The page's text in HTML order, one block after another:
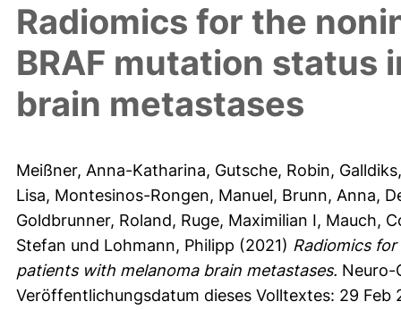
Radiomics for the
BRAF mutation status
brain metastases
Meißner, Anna-Katharina, Gutsche, Robin,
Lisa, Montesinos-Rongen, Manuel, Brunn, Anna,
Goldbrunner, Roland, Ruge, Maximilian I, Mauch,
Stefan und Lohmann, Philipp (2021) Radiomics
patients with melanoma brain metastases. Neuro-
Veröffentlichungsdatum dieses Volltextes: 29 Feb